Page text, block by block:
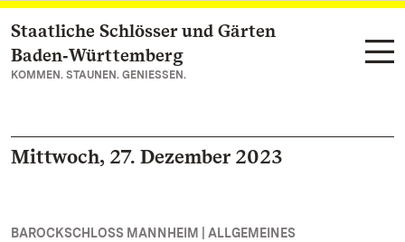
Zum Hauptinhalt springen
Staatliche Schlösser und Gärten
Baden‑Württemberg
KOMMEN. STAUNEN. GENIESSEN.
Mittwoch, 27. Dezember 2023
BAROCKSCHLOSS MANNHEIM | ALLGEMEINES